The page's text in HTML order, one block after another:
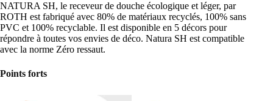
NATURA SH, le receveur de douche écologique et léger, par
ROTH est fabriqué avec 80% de matériaux recyclés, 100% sans
PVC et 100% recyclable. Il est disponible en 5 décors pour
répondre à toutes vos envies de déco. Natura SH est compatible
avec la norme Zéro ressaut.
Points forts